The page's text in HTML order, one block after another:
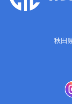
秋田